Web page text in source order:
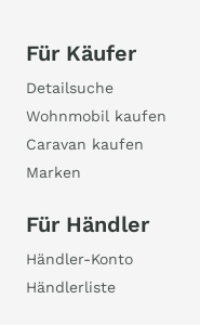
Für Käufer
Detailsuche
Wohnmobil kaufen
Caravan kaufen
Marken
Für Händler
Händler-Konto
Händlerliste